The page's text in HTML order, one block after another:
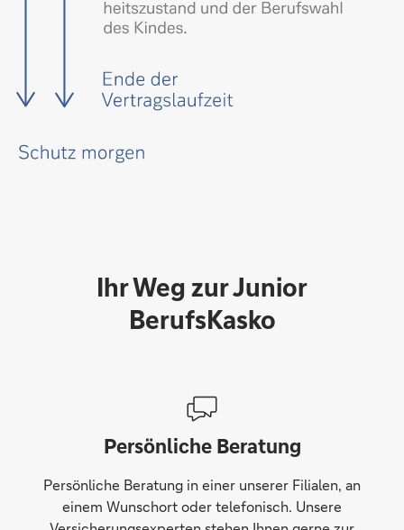
Ihr Weg zur Junior
BerufsKasko
Persönliche Beratung
Persönliche Beratung in einer unserer Filialen, an
einem Wunschort oder telefonisch. Unsere